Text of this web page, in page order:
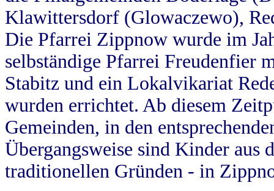
Klawittersdorf (Glowaczewo),
Die Pfarrei Zippnow wurde im
selbständige Pfarrei Freudenfier
Stabitz und ein Lokalvikariat
wurden errichtet. Ab diesem
Gemeinden, in den
Übergangsweise sind Kinder aus
traditionellen Gründen - in